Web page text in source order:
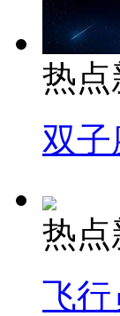
热点
双子
热点
飞行